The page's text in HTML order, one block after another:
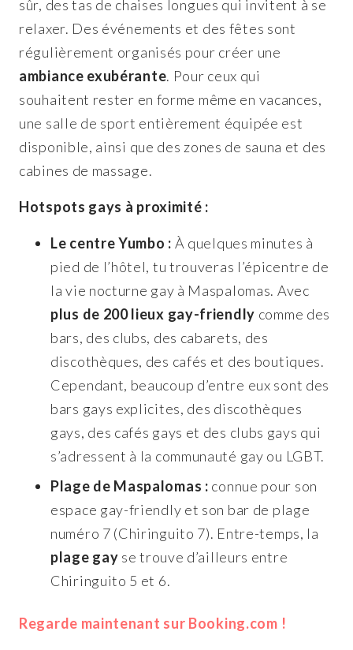
sûr, des tas de chaises longues qui invitent à se
relaxer. Des événements et des fêtes sont
régulièrement organisés pour créer une
ambiance exubérante. Pour ceux qui
souhaitent rester en forme même en vacances,
une salle de sport entièrement équipée est
disponible, ainsi que des zones de sauna et des
cabines de massage.
Hotspots gays à proximité :
Le centre Yumbo : À quelques minutes à
pied de l’hôtel, tu trouveras l’épicentre de
la vie nocturne gay à Maspalomas. Avec
plus de 200 lieux gay-friendly comme des
bars, des clubs, des cabarets, des
discothèques, des cafés et des boutiques.
Cependant, beaucoup d’entre eux sont des
bars gays explicites, des discothèques
gays, des cafés gays et des clubs gays qui
s’adressent à la communauté gay ou LGBT.
Plage de Maspalomas : connue pour son
espace gay-friendly et son bar de plage
numéro 7 (Chiringuito 7). Entre-temps, la
plage gay se trouve d’ailleurs entre
Chiringuito 5 et 6.
Regarde maintenant sur Booking.com !